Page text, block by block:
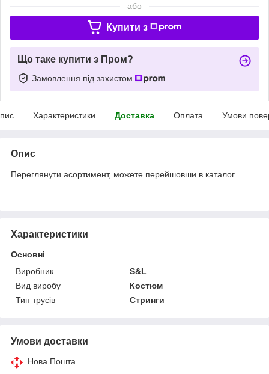
або
Купити з
Що таке купити з Пром?
Замовлення під захистом
Характеристики Доставка Оплата Умови
Опис
Переглянути асортимент, можете перейшовши в каталог.
Характеристики
Основні
Виробник
S&L
Вид виробу
Костюм
Тип трусів
Стринги
Умови доставки
Нова Пошта